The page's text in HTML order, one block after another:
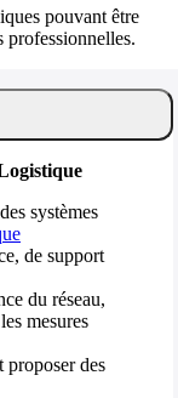
pouvant être
professionnelles.
systèmes
de support
du réseau,
mesures
proposer des